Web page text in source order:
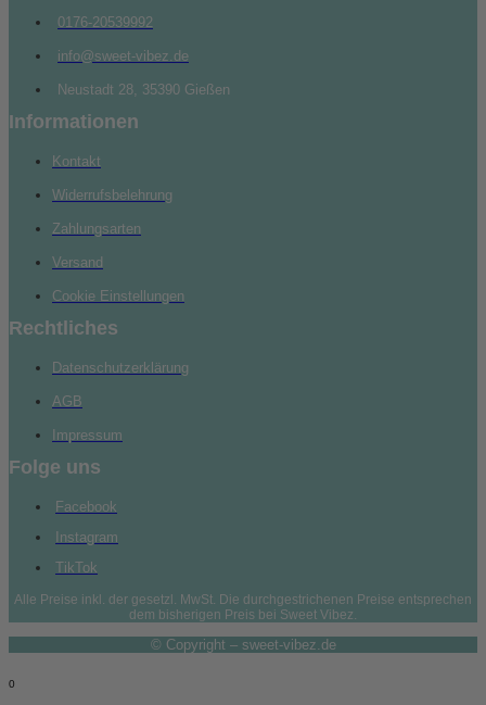
0176-20539992
info@sweet-vibez.de
Neustadt 28, 35390 Gießen
Informationen
Kontakt
Widerrufsbelehrung
Zahlungsarten
Versand
Cookie Einstellungen
Rechtliches
Datenschutzerklärung
AGB
Impressum
Folge uns
Facebook
Instagram
TikTok
Alle Preise inkl. der gesetzl. MwSt. Die durchgestrichenen Preise entsprechen
dem bisherigen Preis bei Sweet Vibez.
© Copyright – sweet-vibez.de
0